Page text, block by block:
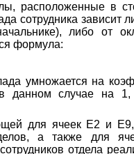
расположенные в
сотрудника зависит
либо от
формула:
умножается на
данном случае на
для ячеек Е2 и Е9,
а также для
отдела